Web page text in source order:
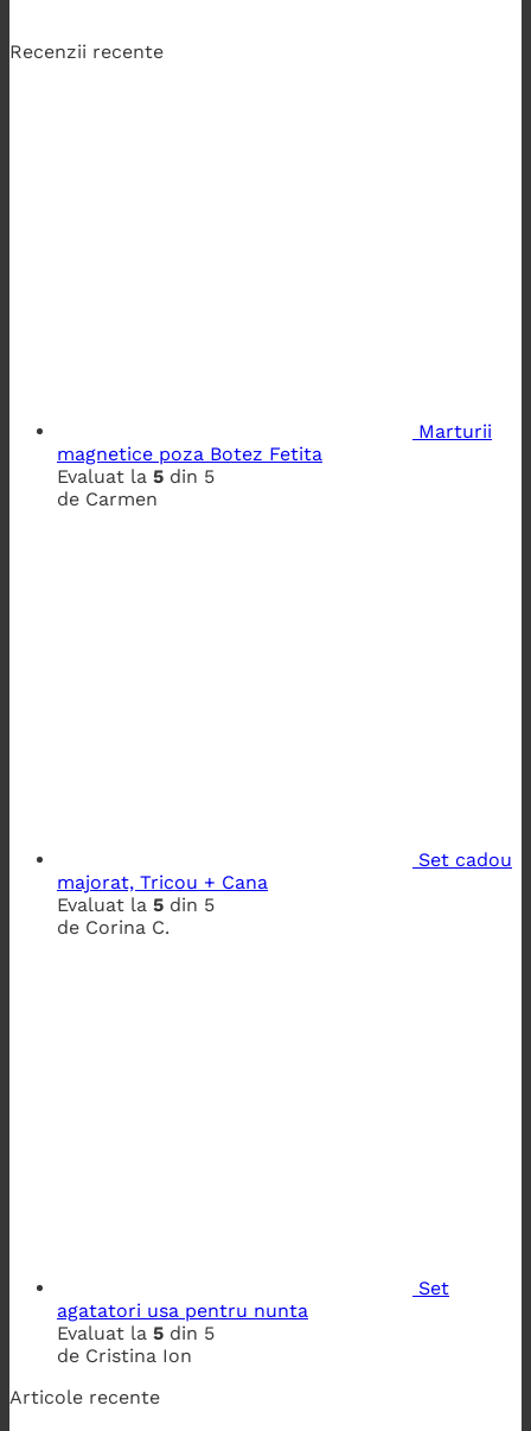
Recenzii recente
Marturii
magnetice poza Botez Fetita
Evaluat la 5 din 5
de Carmen
Set cadou
majorat, Tricou + Cana
Evaluat la 5 din 5
de Corina C.
Set
agatatori usa pentru nunta
Evaluat la 5 din 5
de Cristina Ion
Articole recente